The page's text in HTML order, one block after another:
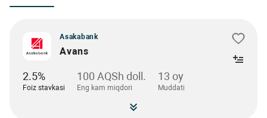
Asakabank
Avans
2.5%
Foiz stavkasi
100 AQSh doll.
Eng kam miqdori
13 oy
Muddati